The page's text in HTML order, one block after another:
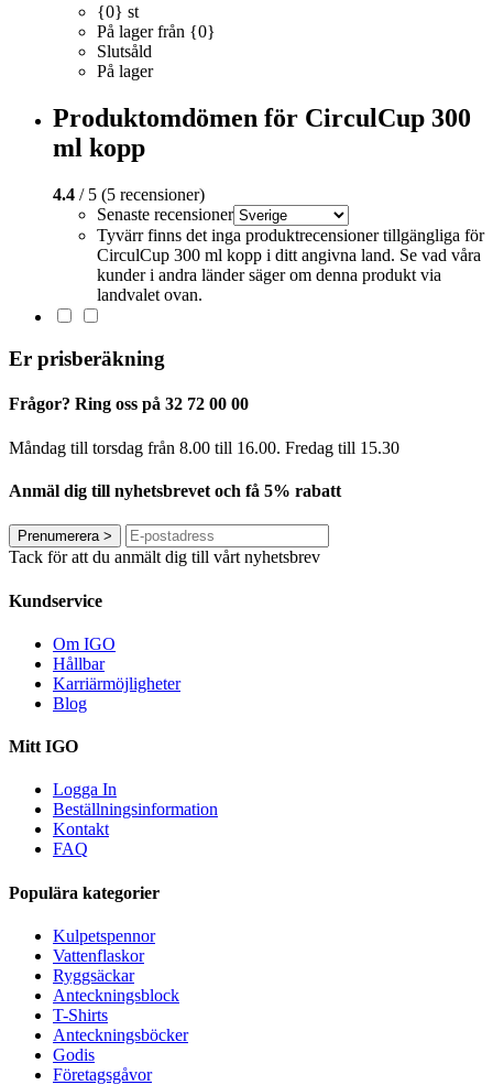
{0} st
På lager från {0}
Slutsåld
På lager
Produktomdömen för CirculCup 300
ml kopp
4.4 / 5 (5 recensioner)
Senaste recensioner
Tyvärr finns det inga produktrecensioner tillgängliga för
CirculCup 300 ml kopp i ditt angivna land. Se vad våra
kunder i andra länder säger om denna produkt via
landvalet ovan.
Er prisberäkning
Frågor? Ring oss på 32 72 00 00
Måndag till torsdag från 8.00 till 16.00. Fredag ​​till 15.30
Anmäl dig till nyhetsbrevet och få 5% rabatt
Prenumerera>
Tack för att du anmält dig till vårt nyhetsbrev
Kundservice
Om IGO
Hållbar
Karriärmöjligheter
Blog
Mitt IGO
Logga In
Beställningsinformation
Kontakt
FAQ
Populära kategorier
Kulpetspennor
Vattenflaskor
Ryggsäckar
Anteckningsblock
T-Shirts
Anteckningsböcker
Godis
Företagsgåvor